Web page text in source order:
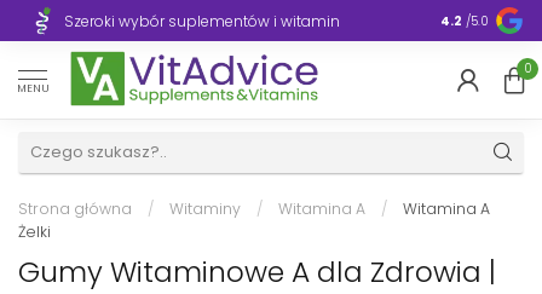
Szeroki wybór suplementów i witamin 4.2 /5.0
MENU
0
Strona główna / Witaminy / Witamina A /
Witamina A
Żelki
Gumy Witaminowe A dla Zdrowia |